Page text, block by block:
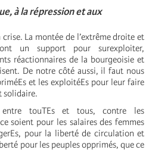
à la répression et aux
La montée de l’extrême droite et
un support pour surexploiter,
réactionnaires de la bourgeoisie et
De notre côté aussi, il faut nous
et les exploitéEs pour leur faire
solidaire.
entre touTEs et tous, contre les
soient pour les salaires des femmes
pour la liberté de circulation et
pour les peuples opprimés, que ce